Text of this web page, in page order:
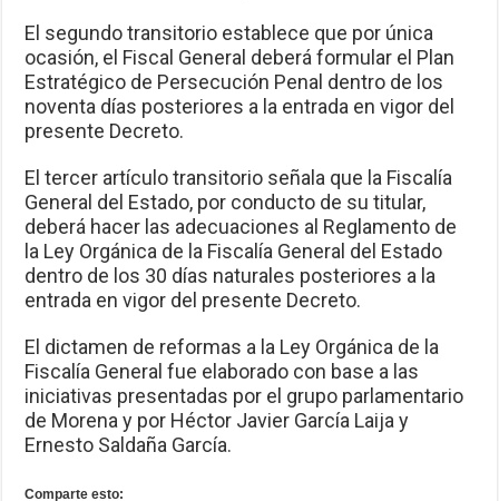
El segundo transitorio establece que por única
ocasión, el Fiscal General deberá formular el Plan
Estratégico de Persecución Penal dentro de los
noventa días posteriores a la entrada en vigor del
presente Decreto.
El tercer artículo transitorio señala que la Fiscalía
General del Estado, por conducto de su titular,
deberá hacer las adecuaciones al Reglamento de
la Ley Orgánica de la Fiscalía General del Estado
dentro de los 30 días naturales posteriores a la
entrada en vigor del presente Decreto.
El dictamen de reformas a la Ley Orgánica de la
Fiscalía General fue elaborado con base a las
iniciativas presentadas por el grupo parlamentario
de Morena y por Héctor Javier García Laija y
Ernesto Saldaña García.
Comparte esto: